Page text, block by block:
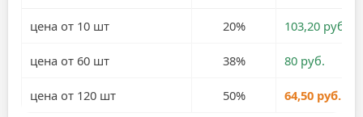
цена от 10 шт 20% 103,20 руб.
цена от 60 шт 38% 80 руб.
цена от 120 шт 50% 64,50 руб.